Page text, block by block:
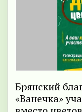
Брянский
«Ванечка»